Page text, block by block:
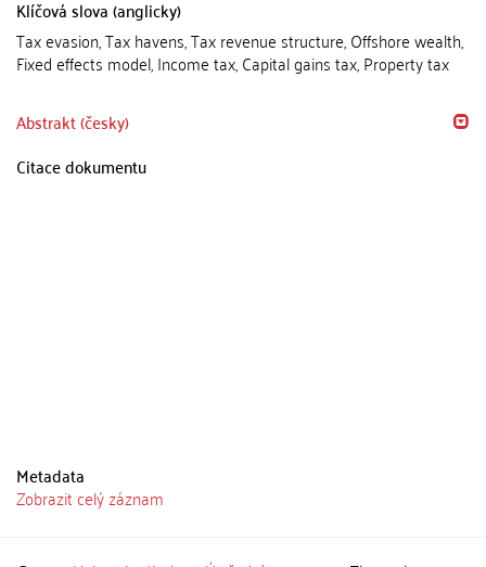
Klíčová slova (anglicky)
Tax evasion, Tax havens, Tax revenue structure, Offshore wealth,
Fixed effects model, Income tax, Capital gains tax, Property tax
Abstrakt (česky)
Citace dokumentu
Metadata
Zobrazit celý záznam